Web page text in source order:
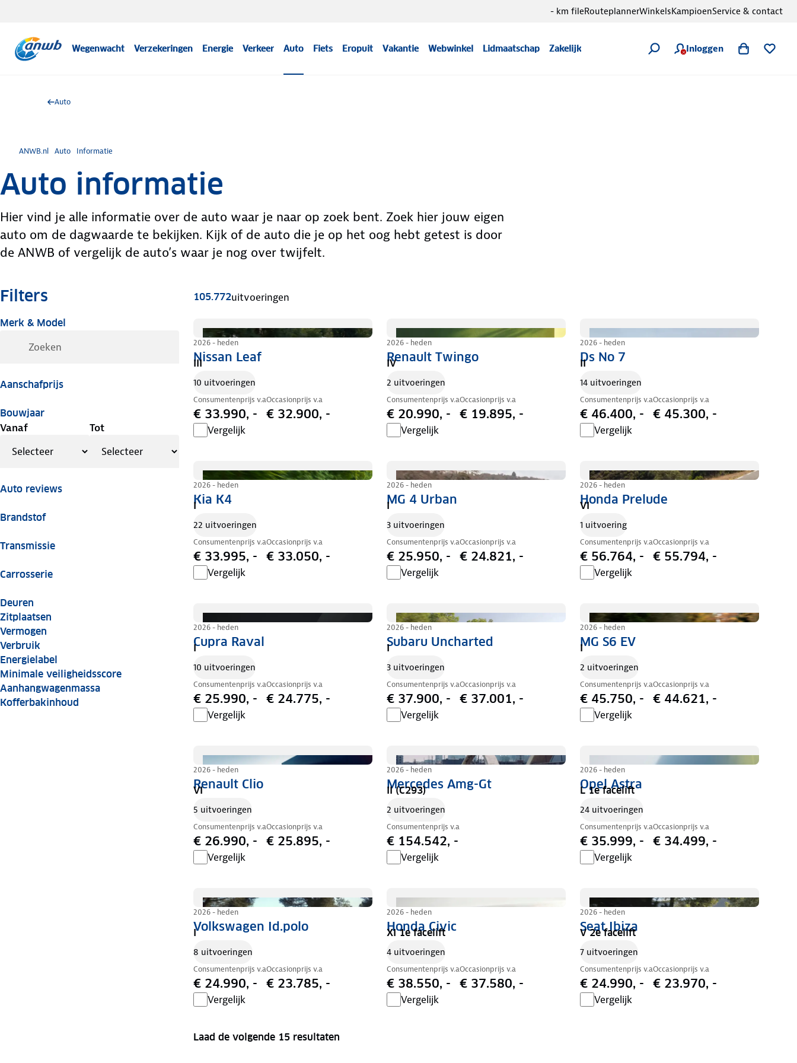
Wegenwacht Verzekeringen Energie Verkeer Auto Fiets Eropuit Vakantie Webwinkel Lidmaatschap Zakelijk Inloggen
- km fileRouteplannerWinkelsKampioenService & contact
Auto
ANWB.nl Auto Informatie
Auto informatie
Hier vind je alle informatie over de auto waar je naar op zoek bent. Zoek hier jouw eigen
auto om de dagwaarde te bekijken. Kijk of de auto die je op het oog hebt getest is door
de ANWB of vergelijk de auto’s waar je nog over twijfelt.
Filters
Merk & Model
Aanschafprijs
Bouwjaar
Vanaf Tot
Auto reviews
Brandstof
Transmissie
Carrosserie
Deuren
Zitplaatsen
Vermogen
Verbruik
Energielabel
Minimale veiligheidsscore
Aanhangwagenmassa
Kofferbakinhoud
105.772uitvoeringen
Nissan Leaf
2026 - heden
III
10 uitvoeringen
Consumentenprijs v.a
€ 33.990, -
Occasionprijs v.a
€ 32.900, -
Vergelijk
Renault Twingo
2026 - heden
IV
2 uitvoeringen
Consumentenprijs v.a
€ 20.990, -
Occasionprijs v.a
€ 19.895, -
Vergelijk
Ds No 7
2026 - heden
II
14 uitvoeringen
Consumentenprijs v.a
€ 46.400, -
Occasionprijs v.a
€ 45.300, -
Vergelijk
Kia K4
2026 - heden
I
22 uitvoeringen
Consumentenprijs v.a
€ 33.995, -
Occasionprijs v.a
€ 33.050, -
Vergelijk
MG 4 Urban
2026 - heden
I
3 uitvoeringen
Consumentenprijs v.a
€ 25.950, -
Occasionprijs v.a
€ 24.821, -
Vergelijk
Honda Prelude
2026 - heden
VI
1 uitvoering
Consumentenprijs v.a
€ 56.764, -
Occasionprijs v.a
€ 55.794, -
Vergelijk
Cupra Raval
2026 - heden
I
10 uitvoeringen
Consumentenprijs v.a
€ 25.990, -
Occasionprijs v.a
€ 24.775, -
Vergelijk
Subaru Uncharted
2026 - heden
I
3 uitvoeringen
Consumentenprijs v.a
€ 37.900, -
Occasionprijs v.a
€ 37.001, -
Vergelijk
MG S6 EV
2026 - heden
I
2 uitvoeringen
Consumentenprijs v.a
€ 45.750, -
Occasionprijs v.a
€ 44.621, -
Vergelijk
Renault Clio
2026 - heden
VI
5 uitvoeringen
Consumentenprijs v.a
€ 26.990, -
Occasionprijs v.a
€ 25.895, -
Vergelijk
Mercedes Amg-Gt
2026 - heden
II (C293)
2 uitvoeringen
Consumentenprijs v.a
€ 154.542, -
Vergelijk
Opel Astra
2026 - heden
L 1e facelift
24 uitvoeringen
Consumentenprijs v.a
€ 35.999, -
Occasionprijs v.a
€ 34.499, -
Vergelijk
Volkswagen Id.polo
2026 - heden
I
8 uitvoeringen
Consumentenprijs v.a
€ 24.990, -
Occasionprijs v.a
€ 23.785, -
Vergelijk
Honda Civic
2026 - heden
XI 1e facelift
4 uitvoeringen
Consumentenprijs v.a
€ 38.550, -
Occasionprijs v.a
€ 37.580, -
Vergelijk
Seat Ibiza
2026 - heden
V 2e facelift
7 uitvoeringen
Consumentenprijs v.a
€ 24.990, -
Occasionprijs v.a
€ 23.970, -
Vergelijk
Laad de volgende 15 resultaten